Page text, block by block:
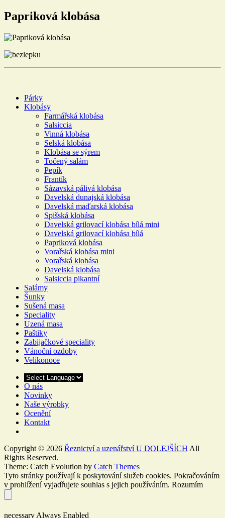
Papriková klobása
Párky
Klobásy
Farmářská klobása
Salsiccia
Vinná klobása
Selská klobása
Klobása se sýrem
Točený salám
Pepík
Frantík
Sázavská pálivá klobása
Davelská dunajská klobása
Davelská maďarská klobása
Spišská klobása
Davelská grilovací klobása bílá mini
Davelská grilovací klobása bílá
Papriková klobása
Vorařská klobása mini
Vorařská klobása
Davelská klobása
Salsiccia pikantní
Salámy
Šunky
Sušená masa
Speciality
Uzená masa
Paštiky
Zabijačkové speciality
Vánoční ozdoby
Velikonoce
O nás
Novinky
Naše výrobky
Ocenění
Kontakt
Copyright © 2026 Řeznictví a uzenářství U DOLEJŠÍCH All
Rights Reserved.
Theme: Catch Evolution by Catch Themes
Tyto stránky používají k poskytování služeb cookies. Pokračováním
v prohlížení vyjadřujete souhlas s jejich používáním. Rozumím
necessary Always Enabled